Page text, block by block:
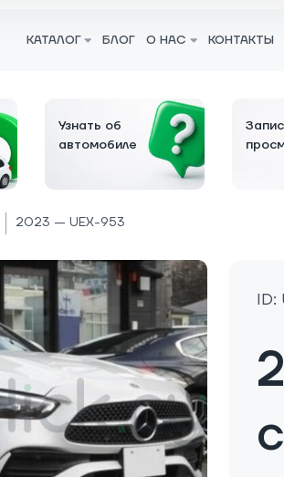
КАТАЛОГ БЛОГ О НАС КОНТАКТЫ
Узнать об
автомобиле
2023 — UEX-953
ID: